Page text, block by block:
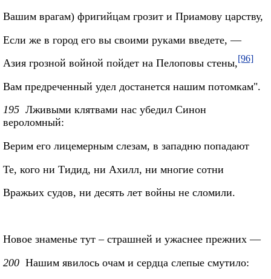
Вашим врагам) фригийцам грозит и Приамову царству,
Если же в город его вы своими руками введете, —
Азия грозной войной пойдет на Пелоповы стены,[96]
Вам предреченный удел достанется нашим потомкам".
195 Лживыми клятвами нас убедил Синон
вероломный:
Верим его лицемерным слезам, в западню попадают
Те, кого ни Тидид, ни Ахилл, ни многие сотни
Вражьих судов, ни десять лет войны не сломили.
Новое знаменье тут – страшней и ужаснее прежних —
200 Нашим явилось очам и сердца слепые смутило: